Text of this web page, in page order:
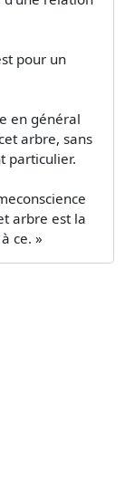
pour un
en général
arbre, sans
particulier.
arbre est la
ce. »